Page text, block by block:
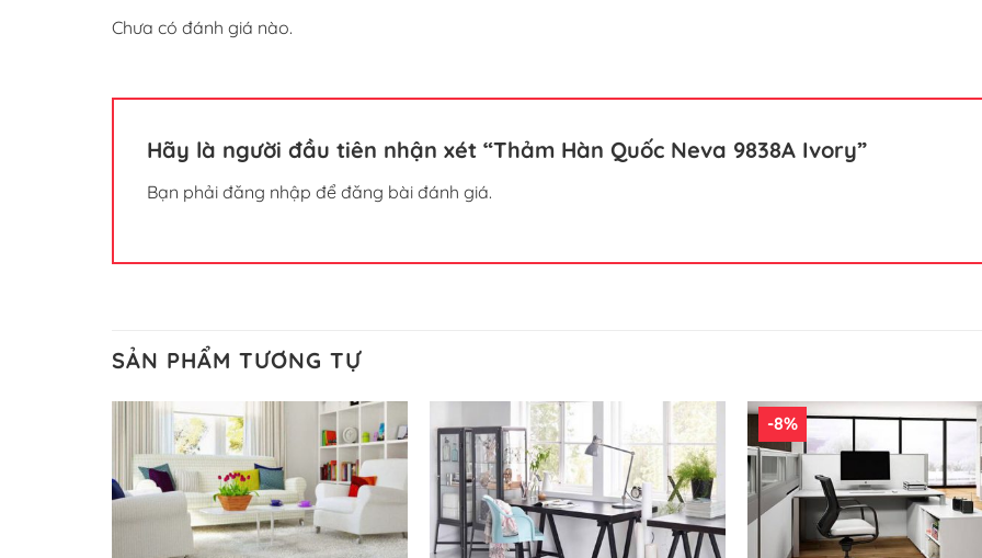
Chưa có đánh giá nào.
Hãy là người đầu tiên nhận xét “Thảm Hàn Quốc Neva 9838A Ivory”
Bạn phải đăng nhập để đăng bài đánh giá.
SẢN PHẨM TƯƠNG TỰ
-8%